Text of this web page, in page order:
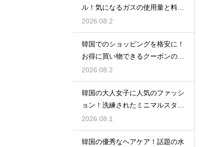
ル！気になるガスの使用量と料金
の目安
2026.08.2
韓国でのショッピングを格安に！
お得に買い物できるクーポンの賢
い探し方
2026.08.2
韓国の大人女子に人気のファッシ
ョン！洗練されたミニマルスタイ
ルの特徴
2026.08.1
韓国の優秀なヘアケア！話題の水